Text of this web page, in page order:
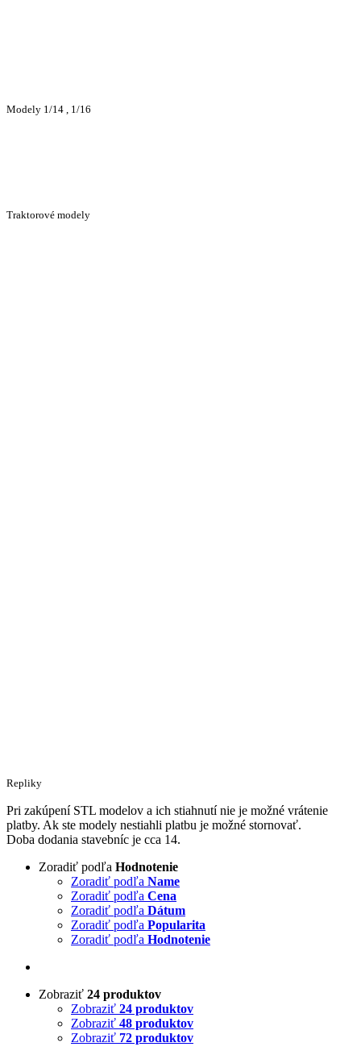
Modely 1/14 , 1/16
Traktorové modely
Repliky
Pri zakúpení STL modelov a ich stiahnutí nie je možné vrátenie
platby. Ak ste modely nestiahli platbu je možné stornovať.
Doba dodania stavebníc je cca 14.
Zoradiť podľa Hodnotenie
Zoradiť podľa Name
Zoradiť podľa Cena
Zoradiť podľa Dátum
Zoradiť podľa Popularita
Zoradiť podľa Hodnotenie
Zobraziť 24 produktov
Zobraziť 24 produktov
Zobraziť 48 produktov
Zobraziť 72 produktov